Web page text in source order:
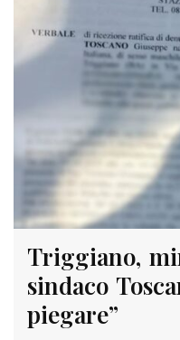
Triggiano,
sindaco
piegare”